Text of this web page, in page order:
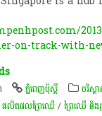
on-track-with-
ភ្នំពេញប៉ុស្តិ៍ បរិស្ថ
​ផលិតផល​ព្រៃឈើ​ /ព្រៃឈើ និង